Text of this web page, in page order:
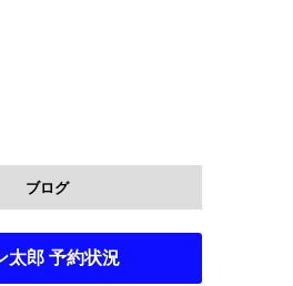
ブログ
太郎 予約状況